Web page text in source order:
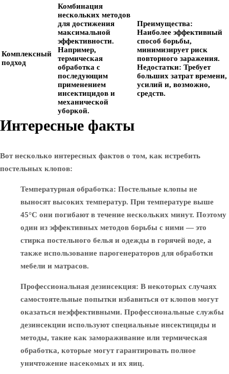
Комплексный
подход
Комбинация
нескольких методов
для достижения
максимальной
эффективности.
Например,
термическая
обработка с
последующим
применением
инсектицидов и
механической
уборкой.
Преимущества:
Наиболее эффективный
способ борьбы,
минимизирует риск
повторного заражения.
Недостатки: Требует
больших затрат времени,
усилий и, возможно,
средств.
Интересные факты
Вот несколько интересных фактов о том, как истребить
постельных клопов:
Температурная обработка: Постельные клопы не
выносят высоких температур. При температуре выше
45°C они погибают в течение нескольких минут. Поэтому
один из эффективных методов борьбы с ними — это
стирка постельного белья и одежды в горячей воде, а
также использование парогенераторов для обработки
мебели и матрасов.
Профессиональная дезинсекция: В некоторых случаях
самостоятельные попытки избавиться от клопов могут
оказаться неэффективными. Профессиональные службы
дезинсекции используют специальные инсектициды и
методы, такие как замораживание или термическая
обработка, которые могут гарантировать полное
уничтожение насекомых и их яиц.